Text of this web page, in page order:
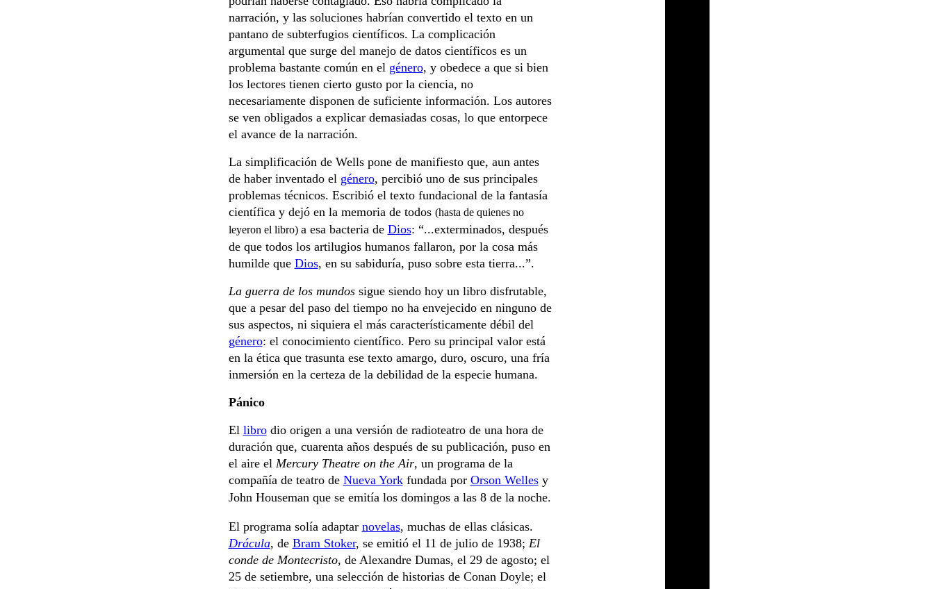
narración, y las soluciones habrían convertido el texto en un
pantano de subterfugios científicos. La complicación
argumental que surge del manejo de datos científicos es un
problema bastante común en el género, y obedece a que si bien
los lectores tienen cierto gusto por la ciencia, no
necesariamente disponen de suficiente información. Los autores
se ven obligados a explicar demasiadas cosas, lo que entorpece
el avance de la narración.
La simplificación de Wells pone de manifiesto que, aun antes
de haber inventado el género, percibió uno de sus principales
problemas técnicos. Escribió el texto fundacional de la fantasía
científica y dejó en la memoria de todos (hasta de quienes no
leyeron el libro) a esa bacteria de Dios: “...exterminados, después
de que todos los artilugios humanos fallaron, por la cosa más
humilde que Dios, en su sabiduría, puso sobre esta tierra...”.
La guerra de los mundossigue siendo hoy un libro disfrutable,
que a pesar del paso del tiempo no ha envejecido en ninguno de
sus aspectos, ni siquiera el más característicamente débil del
género: el conocimiento científico. Pero su principal valor está
en la ética que trasunta ese texto amargo, duro, oscuro, una fría
inmersión en la certeza de la debilidad de la especie humana.
Pánico
El librodio origen a una versión de radioteatro de una hora de
duración que, cuarenta años después de su publicación, puso en
el aire el Mercury Theatre on the Air, un programa de la
compañía de teatro de Nueva Yorkfundada por Orson Wellesy
John Housemanque se emitía los domingos a las 8 de la noche.
El programa solía adaptar novelas, muchas de ellas clásicas.
Drácula, de Bram Stoker, se emitió el 11 de julio de 1938; El
conde de Montecristo, de Alexandre Dumas, el 29 de agosto; el
25 de setiembre, una selección de historias de Conan Doyle; el